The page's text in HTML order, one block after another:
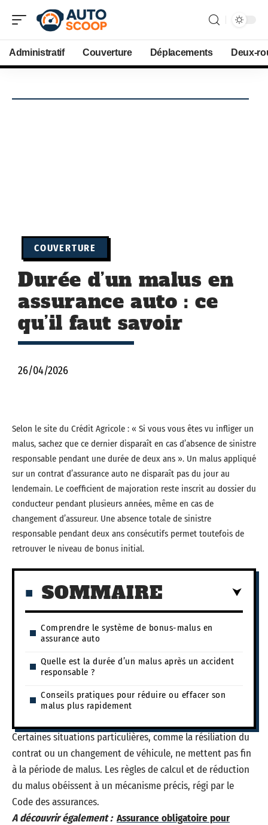
Administratif Couverture Déplacements Deux-
COUVERTURE
Durée d’un malus en
assurance auto : ce
qu’il faut savoir
26/04/2026
Selon le site du Crédit Agricole : « Si vous vous êtes vu infliger un
malus, sachez que ce dernier disparaît en cas d’absence de sinistre
responsable pendant une durée de deux ans ». Un malus appliqué
sur un contrat d’assurance auto ne disparaît pas du jour au
lendemain. Le coefficient de majoration reste inscrit au dossier du
conducteur pendant plusieurs années, même en cas de
changement d’assureur. Une absence totale de sinistre
responsable pendant deux ans consécutifs permet toutefois de
retrouver le niveau de bonus initial.
SOMMAIRE
Comprendre le système de bonus-malus en
assurance auto
Quelle est la durée d’un malus après un accident
responsable ?
Conseils pratiques pour réduire ou effacer son
malus plus rapidement
Certaines situations particulières, comme la résiliation du
contrat ou un changement de véhicule, ne mettent pas fin
à la période de malus. Les règles de calcul et de réduction
du malus obéissent à un mécanisme précis, régi par le
Code des assurances.
A découvrir également : Assurance obligatoire pour